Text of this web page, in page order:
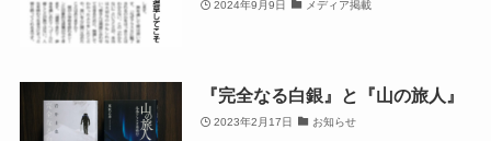
2024年9月9日 メディア掲載
『完全なる白銀』と『山の旅人』
2023年2月17日 お知らせ